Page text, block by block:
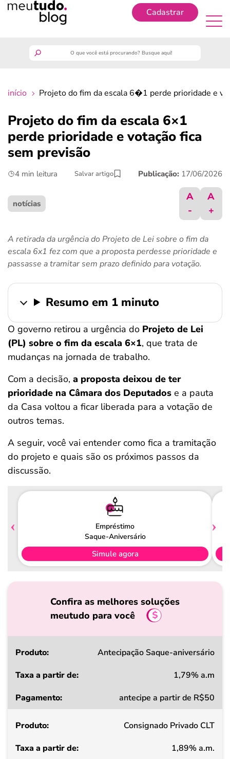
Cadastrar
finanças
benefícios
últimas notícias
ferramentas
início Projeto do fim da escala 6�1 perde prioridade e
Projeto do fim da escala 6×1
perde prioridade e votação fica
sem previsão
4 min leitura Salvar artigo Publicação: 17/06/2026
notícias
A
-
A
+
A retirada da urgência do Projeto de Lei sobre o fim da
escala 6x1 fez com que a proposta perdesse prioridade e
passasse a tramitar sem prazo definido para votação.
Resumo em 1 minuto
O governo retirou a urgência do Projeto de Lei
(PL) sobre o fim da escala 6×1, que trata de
mudanças na jornada de trabalho.
Com a decisão, a proposta deixou de ter
prioridade na Câmara dos Deputados e a pauta
da Casa voltou a ficar liberada para a votação de
outros temas.
A seguir, você vai entender como fica a tramitação
do projeto e quais são os próximos passos da
discussão.
Empréstimo
Saque-Aniversário
Simule agora
Confira as melhores soluções
meutudo para você
Produto
a
de
Antecipação Saque-aniversário
1,79% a.m
antecipe a partir de R$50
Consignado Privado CLT
1,89% a.m.